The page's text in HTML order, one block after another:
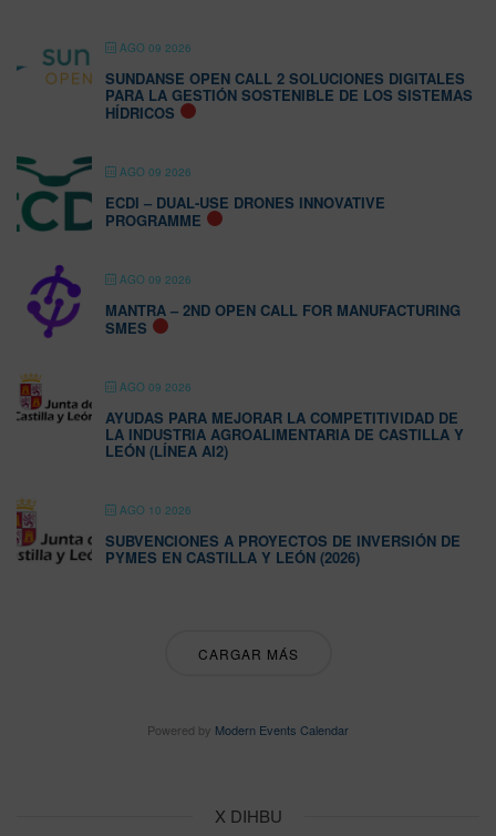
AGO 09 2026
SUNDANSE OPEN CALL 2 SOLUCIONES DIGITALES
PARA LA GESTIÓN SOSTENIBLE DE LOS SISTEMAS
HÍDRICOS
AGO 09 2026
ECDI – DUAL-USE DRONES INNOVATIVE
PROGRAMME
AGO 09 2026
MANTRA – 2ND OPEN CALL FOR MANUFACTURING
SMES
AGO 09 2026
AYUDAS PARA MEJORAR LA COMPETITIVIDAD DE
LA INDUSTRIA AGROALIMENTARIA DE CASTILLA Y
LEÓN (LÍNEA AI2)
AGO 10 2026
SUBVENCIONES A PROYECTOS DE INVERSIÓN DE
PYMES EN CASTILLA Y LEÓN (2026)
CARGAR MÁS
Powered by Modern Events Calendar
X DIHBU